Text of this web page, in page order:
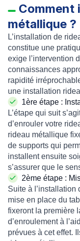
Comment
métallique ?
L’installation de
constitue une
exige l’intervention
connaissances
rapidité
une installation
1ère étape :
L’étape qui suit
d’enrouler votre
rideau métallique
de supports qui
installent ensuite
s’assurer que le
2ème étape :
Suite à l’installation
mise en place du
fixeront la première
d’enroulement à
prévues à cet effet.